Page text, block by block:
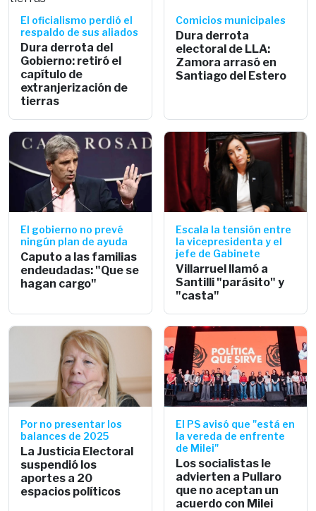
El oficialismo perdió el
respaldo de sus aliados
Dura derrota del
Gobierno: retiró el
capítulo de
extranjerización de
tierras
Comicios municipales
Dura derrota
electoral de LLA:
Zamora arrasó en
Santiago del Estero
El gobierno no prevé
ningún plan de ayuda
Caputo a las familias
endeudadas: "Que se
hagan cargo"
Escala la tensión entre
la vicepresidenta y el
jefe de Gabinete
Villarruel llamó a
Santilli "parásito" y
"casta"
Por no presentar los
balances de 2025
La Justicia Electoral
suspendió los
aportes a 20
espacios políticos
El PS avisó que "está en
la vereda de enfrente
de Milei"
Los socialistas le
advierten a Pullaro
que no aceptan un
acuerdo con Milei